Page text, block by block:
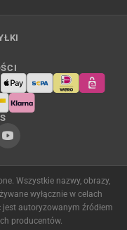
Wszystkie nazwy, obrazy,
wyłącznie w celach
jest autoryzowanym źródłem
producentów.